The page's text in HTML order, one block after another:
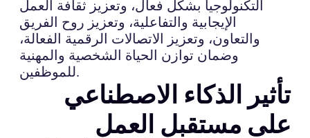
التكنولوجيا بشكل فعال، وتعزيز ثقافة العمل
الإيجابية والتفاعلية، وتعزيز روح الفريق
والتعاون، وتعزيز الاتصالات الرقمية الفعالة،
وضمان توازن الحياة الشخصية والمهنية
للموظفين.
تأثير الذكاء الاصطناعي
على مستقبل العمل